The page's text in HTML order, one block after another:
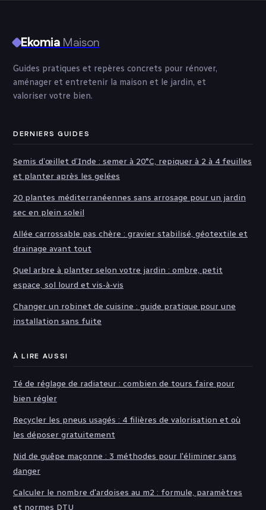
EkomiaMaison
Guides pratiques et repères concrets pour rénover,
aménager et entretenir la maison et le jardin, et
valoriser votre bien.
DERNIERS GUIDES
Semis d’œillet d’Inde : semer à 20°C, repiquer à 2 à 4 feuilles
et planter après les gelées
20 plantes méditerranéennes sans arrosage pour un jardin
sec en plein soleil
Allée carrossable pas chère : gravier stabilisé, géotextile et
drainage avant tout
Quel arbre à planter selon votre jardin : ombre, petit
espace, sol lourd et vis-à-vis
Changer un robinet de cuisine : guide pratique pour une
installation sans fuite
À LIRE AUSSI
Té de réglage de radiateur : combien de tours faire pour
bien régler
Recycler les pneus usagés : 4 filières de valorisation et où
les déposer gratuitement
Nid de guêpe maçonne : 3 méthodes pour l'éliminer sans
danger
Calculer le nombre d'ardoises au m2 : formule, paramètres
et normes DTU